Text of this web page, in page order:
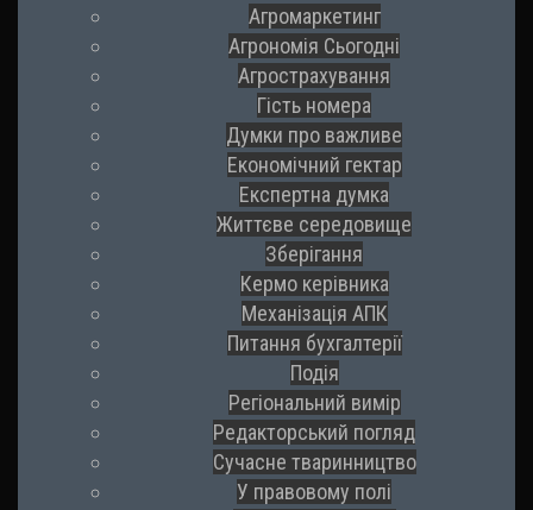
Агромаркетинг
Агрономія Сьогодні
Агрострахування
Гість номера
Думки про важливе
Економічний гектар
Експертна думка
Життєве середовище
Зберігання
Кермо керівника
Механізація АПК
Питання бухгалтерії
Подія
Регіональний вимір
Редакторський погляд
Сучасне тваринництво
У правовому полі